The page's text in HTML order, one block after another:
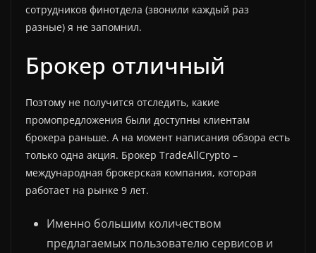
сотрудников финотдела (звонили каждый раз
разные) я не запомнил.
Брокер отличный
Поэтому не получится отследить, какие
промопредложения были доступны клиентам
брокера раньше. А на момент написания обзора есть
только одна акция. Брокер TradeAllCrypto –
международная брокерская компания, которая
работает на рынке 9 лет.
Именно большим количеством
предлагаемых пользователю сервисов и